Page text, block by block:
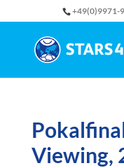
+49(0)9971-
Viewing,